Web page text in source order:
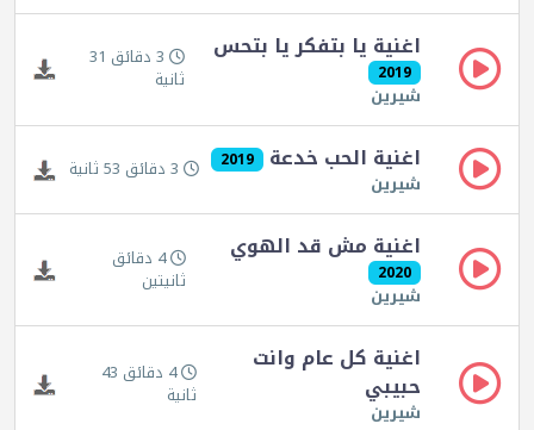
اغنية يا بتفكر يا بتحس
2019
شيرين
3 دقائق 31
ثانية
اغنية الحب خدعة 2019
شيرين 3 دقائق 53 ثانية
اغنية مش قد الهوي
2020
شيرين
4 دقائق
ثانيتين
اغنية كل عام وانت
حبيبي
شيرين
4 دقائق 43
ثانية